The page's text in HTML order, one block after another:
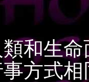
生命
方式